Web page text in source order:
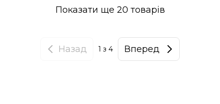
Показати ще 20 товарів
Назад 1 з 4 Вперед